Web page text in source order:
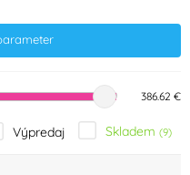
386.62 €
Výpredaj Skladem (9)